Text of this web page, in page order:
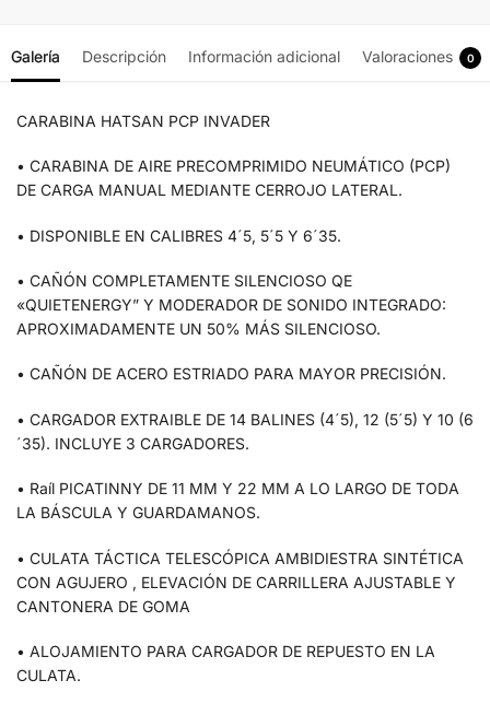
Galería Descripción Información adicional Valoraciones 0
CARABINA HATSAN PCP INVADER
• CARABINA DE AIRE PRECOMPRIMIDO NEUMÁTICO (PCP)
DE CARGA MANUAL MEDIANTE CERROJO LATERAL.
• DISPONIBLE EN CALIBRES 4´5, 5´5 Y 6´35.
• CAÑÓN COMPLETAMENTE SILENCIOSO QE
«QUIETENERGY” Y MODERADOR DE SONIDO INTEGRADO:
APROXIMADAMENTE UN 50% MÁS SILENCIOSO.
• CAÑÓN DE ACERO ESTRIADO PARA MAYOR PRECISIÓN.
• CARGADOR EXTRAIBLE DE 14 BALINES (4´5), 12 (5´5) Y 10 (6
´35). INCLUYE 3 CARGADORES.
• Raíl PICATINNY DE 11 MM Y 22 MM A LO LARGO DE TODA
LA BÁSCULA Y GUARDAMANOS.
• CULATA TÁCTICA TELESCÓPICA AMBIDIESTRA SINTÉTICA
CON AGUJERO , ELEVACIÓN DE CARRILLERA AJUSTABLE Y
CANTONERA DE GOMA
• ALOJAMIENTO PARA CARGADOR DE REPUESTO EN LA
CULATA.